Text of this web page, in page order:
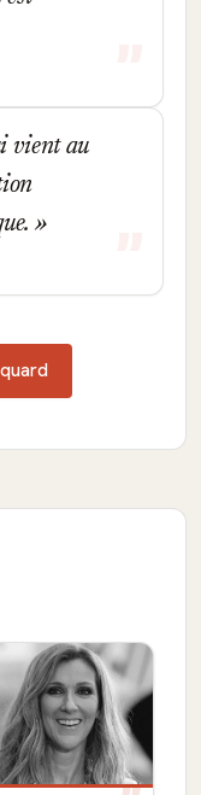
vient au